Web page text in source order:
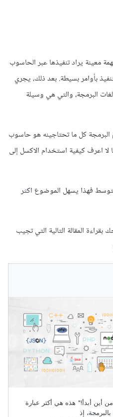
معينة يراد تنفيذها عبر الحاسوب
بأوامر بسيطة. بعد ذلك، يجري
البرمجة، والتي هي وسيلة
كل ما تحتاجينه هو حاسوب
اعرف كيفية استخدام الاكسل إلى
فهذا يسهل الموضوع اكثر
المقالة التالية التي تجيب